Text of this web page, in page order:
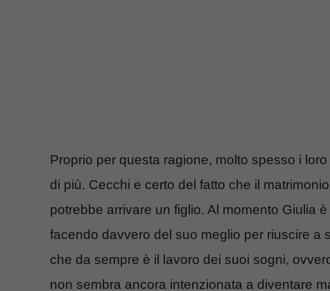
Proprio per questa ragione, molto spesso i
di più. Cecchi e certo del fatto che il
potrebbe arrivare un figlio. Al momento Giulia
facendo davvero del suo meglio per riuscire
che da sempre è il lavoro dei suoi sogni,
non sembra ancora intenzionata a diventare